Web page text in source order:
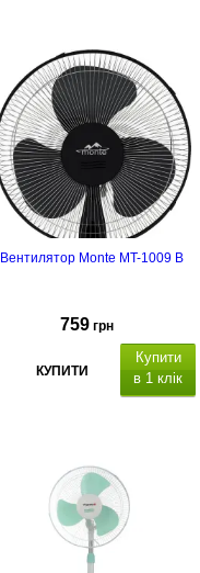
Вентилятор Monte MT-1009 B
759 грн
КУПИТИ
Купити
в 1 клік